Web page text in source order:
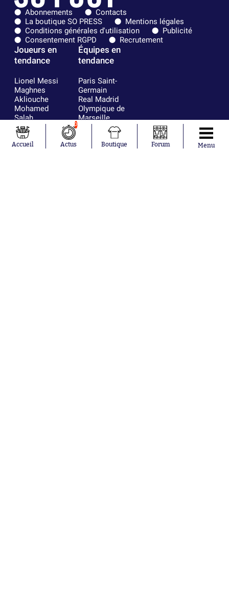
Abonnements
Contacts
La boutique SO PRESS
Mentions légales
Conditions générales d'utilisation
Publicité
Consentement RGPD
Recrutement
Joueurs en
tendance
Lionel Messi
Maghnes
Akliouche
Mohamed
Salah
Neymar
Julián Álvarez
Ferrán Torres
Équipes en
tendance
Paris Saint-
Germain
Real Madrid
Olympique de
Marseille
FIFA
FC Barcelone
Argentine
Accueil
0
Actus Boutique Forum Menu